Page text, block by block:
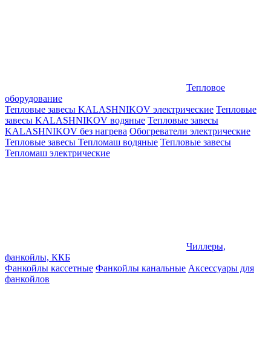
Тепловое
оборудование
Тепловые завесы KALASHNIKOV электрические Тепловые
завесы KALASHNIKOV водяные Тепловые завесы
KALASHNIKOV без нагрева Обогреватели электрические
Тепловые завесы Тепломаш водяные Тепловые завесы
Тепломаш электрические
Чиллеры,
фанкойлы, ККБ
Фанкойлы кассетные Фанкойлы канальные Аксессуары для
фанкойлов